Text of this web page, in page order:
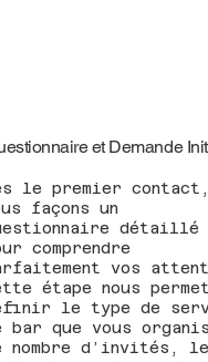
et Demande
le premier contact,
façons un
détaillé
comprendre
vos
étape nous
le type de
bar que vous
nombre d’invités, le